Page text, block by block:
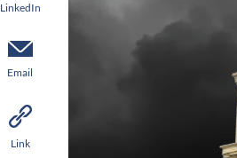
LinkedIn
Email
Link